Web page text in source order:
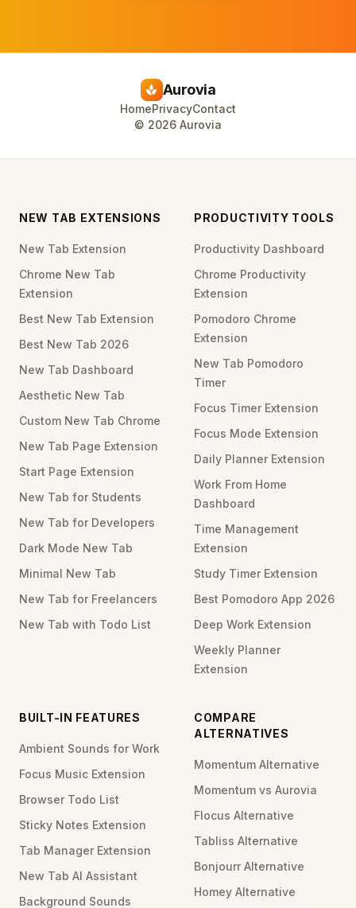
spa Aurovia
HomePrivacyContact
© 2026 Aurovia
NEW TAB EXTENSIONS
New Tab Extension
Chrome New Tab
Extension
Best New Tab Extension
Best New Tab 2026
New Tab Dashboard
Aesthetic New Tab
Custom New Tab Chrome
New Tab Page Extension
Start Page Extension
New Tab for Students
New Tab for Developers
Dark Mode New Tab
Minimal New Tab
New Tab for Freelancers
New Tab with Todo List
PRODUCTIVITY TOOLS
Productivity Dashboard
Chrome Productivity
Extension
Pomodoro Chrome
Extension
New Tab Pomodoro
Timer
Focus Timer Extension
Focus Mode Extension
Daily Planner Extension
Work From Home
Dashboard
Time Management
Extension
Study Timer Extension
Best Pomodoro App 2026
Deep Work Extension
Weekly Planner
Extension
BUILT-IN FEATURES
Ambient Sounds for Work
Focus Music Extension
Browser Todo List
Sticky Notes Extension
Tab Manager Extension
New Tab AI Assistant
Background Sounds
COMPARE
ALTERNATIVES
Momentum Alternative
Momentum vs Aurovia
Flocus Alternative
Tabliss Alternative
Bonjourr Alternative
Homey Alternative